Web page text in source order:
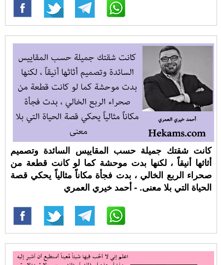
كانت شقتك جميلة حسب المقاييس السائدة وتصميم
أثاثها أنيقاً ، لكنها بدت موحشة كما لو كانت قطعة من
صحراء الربع الخالي ، بدت فجأة مكاناً مثالياً يحكي قصة
الحياة التي بلا معنى. - أحمد خيري العمري